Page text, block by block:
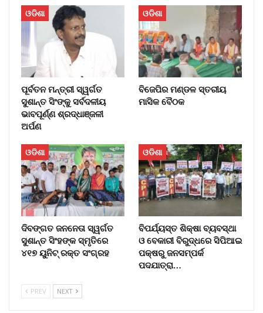
ଓଡିଶା
ପୂର୍ବତନ ମନ୍ତ୍ରୀ ସ୍ୱର୍ଗତ
ସୁଶାନ୍ତ ସିଂଙ୍କୁ ସର୍ବଦଳୀୟ
ଭାବପୂର୍ଣ୍ଣ ଶ୍ରଦ୍ଧାଞ୍ଜଳୀ
ଅର୍ପଣ
ଓଡିଶା
ବିଜେପିର ମଣ୍ଡଳ ସ୍ତରୀୟ
ମାସିକ ବୈଠକ
ଓଡିଶା
ଦିବଙ୍ଗତ ଜନନେତା ସ୍ୱର୍ଗତ
ସୁଶାନ୍ତ ସିଂହଙ୍କ ସ୍ମୃତିରେ
୪୧୭ ୟୁନିଟ୍ ରକ୍ତ ସଂଗ୍ରହ
ଓଡିଶା
ବିପର୍ଯ୍ୟସ୍ତ ଶିକ୍ଷା ବ୍ୟବସ୍ଥା
ଓ ବେକାରୀ ବିରୁଦ୍ଧରେ ସିପିଆଇ
ପକ୍ଷରୁ ଜନସମ୍ପର୍କ
ପଦଯାତ୍ରା…
PREV NEXT